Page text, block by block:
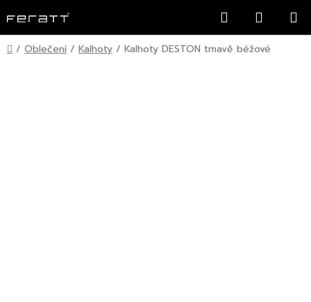
na
obsah
Hledat
KOŠÍK
Domů
/ Oblečení / Kalhoty / Kalhoty DESTON tmavě béžové